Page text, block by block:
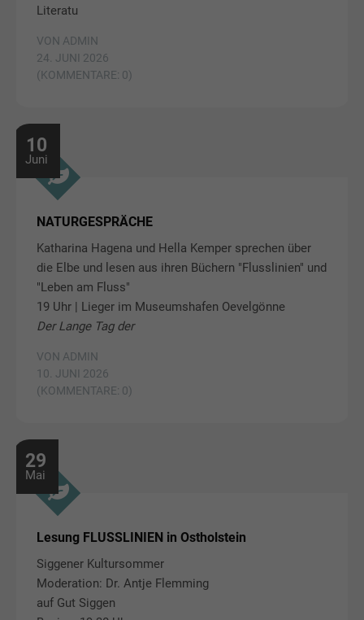
Literatu
VON ADMIN
24. JUNI 2026
(KOMMENTARE: 0)
10
Juni
NATURGESPRÄCHE
Katharina Hagena und Hella Kemper sprechen über
die Elbe und lesen aus ihren Büchern "Flusslinien" und
"Leben am Fluss"
19 Uhr | Lieger im Museumshafen Oevelgönne
Der Lange Tag der
VON ADMIN
10. JUNI 2026
(KOMMENTARE: 0)
29
Mai
Lesung FLUSSLINIEN in Ostholstein
Siggener Kultursommer
Moderation: Dr. Antje Flemming
auf Gut Siggen